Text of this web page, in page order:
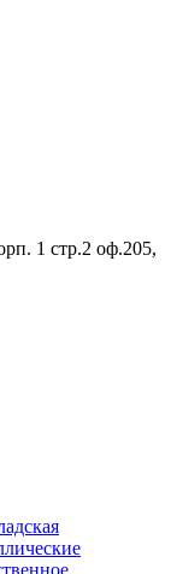
1 стр.2 оф.205,